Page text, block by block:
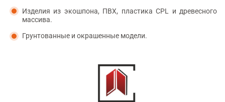
Изделия из экошпона, ПВХ, пластика CPL и древесного
массива.
Грунтованные и окрашенные модели.